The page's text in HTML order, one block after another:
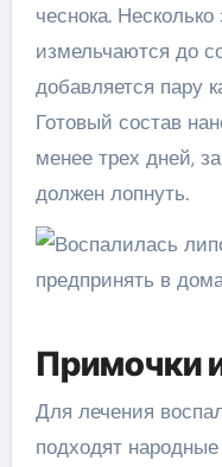
чеснока.
измельчаются до
добавляется пару
Готовый состав
менее трех дней,
должен лопнуть.
Примочки
Для лечения
подходят